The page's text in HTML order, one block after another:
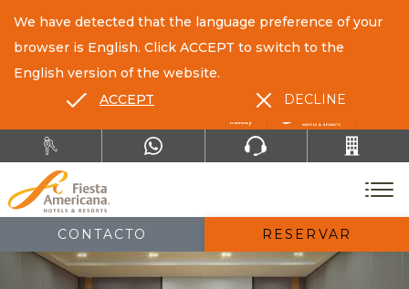
CONTACTO RESERVAR
We have detected that the language preference of your
browser is English. Click ACCEPT to switch to the
English version of the website.
ACCEPT
DECLINE